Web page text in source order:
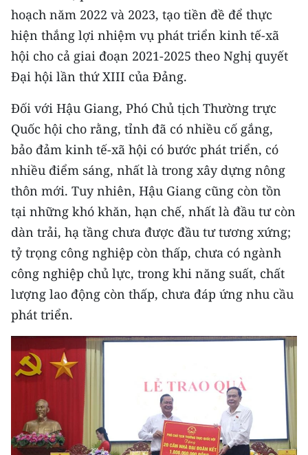
ENGLISH
中文
FRANÇAIS
РУССКИЙ
ESPAÑOL
한국어
hoạch năm 2022 và 2023, tạo tiền đề để thực
hiện thắng lợi nhiệm vụ phát triển kinh tế-xã
hội cho cả giai đoạn 2021-2025 theo Nghị quyết
Đại hội lần thứ XIII của Đảng.
Đối với Hậu Giang, Phó Chủ tịch Thường trực
Quốc hội cho rằng, tỉnh đã có nhiều cố gắng,
bảo đảm kinh tế-xã hội có bước phát triển, có
nhiều điểm sáng, nhất là trong xây dựng nông
thôn mới. Tuy nhiên, Hậu Giang cũng còn tồn
tại những khó khăn, hạn chế, nhất là đầu tư còn
dàn trải, hạ tầng chưa được đầu tư tương xứng;
tỷ trọng công nghiệp còn thấp, chưa có ngành
công nghiệp chủ lực, trong khi năng suất, chất
lượng lao động còn thấp, chưa đáp ứng nhu cầu
phát triển.